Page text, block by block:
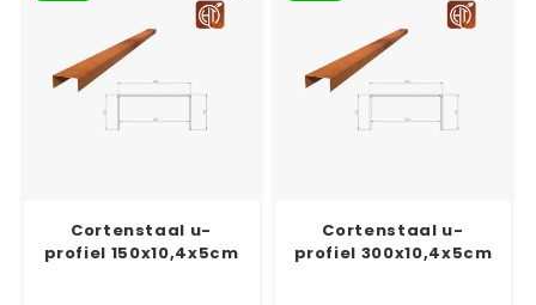
Cortenstaal u-
profiel 150x10,4x5cm
Cortenstaal u-
profiel 300x10,4x5cm